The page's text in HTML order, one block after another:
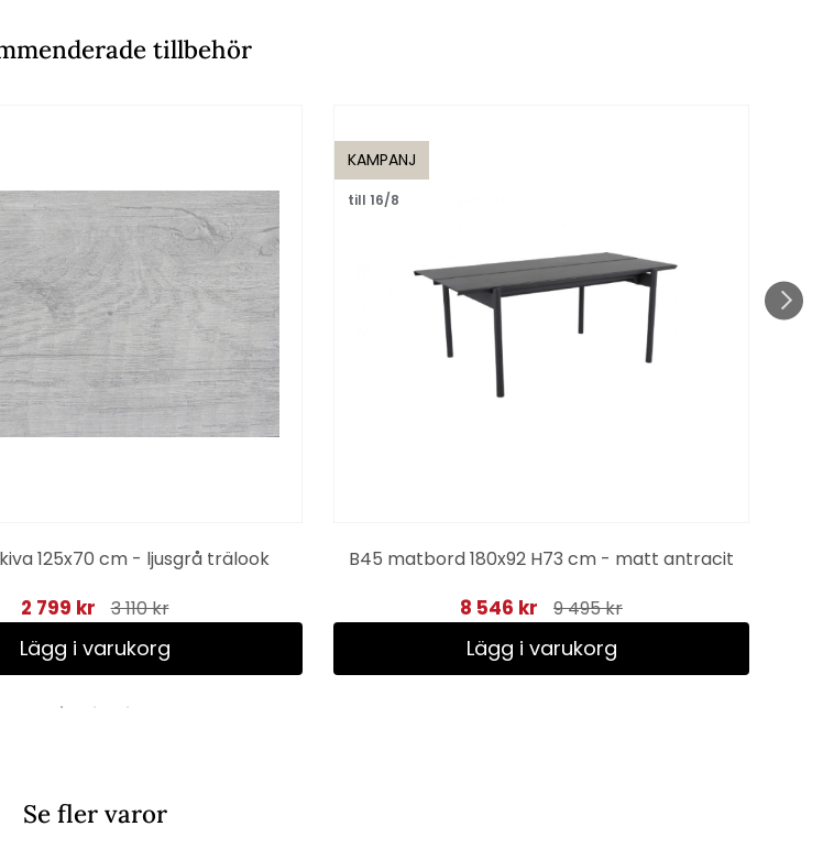
tillbehör
125x70 cm - ljusgrå trälook
2 799 kr 3 110 kr
Lägg i varukorg
KAMPANJ
till 16/8
B45 matbord 180x92 H73 cm - matt antracit
8 546 kr 9 495 kr
Lägg i varukorg
Se fler varor